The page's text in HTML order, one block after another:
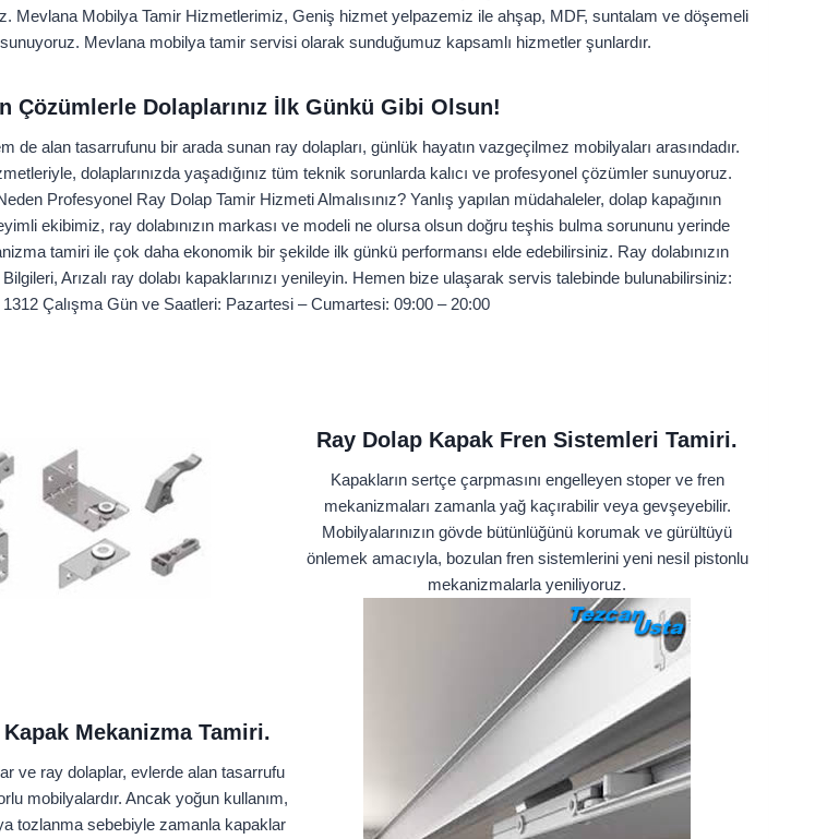
Mevlana Mobilya Tamir Hizmetlerimiz, Geniş hizmet yelpazemiz ile ahşap, MDF, suntalam ve döşemeli
Mevlana mobilya tamir servisi olarak sunduğumuz kapsamlı hizmetler şunlardır.
Çözümlerle Dolaplarınız İlk Günkü Gibi Olsun!
de alan tasarrufunu bir arada sunan ray dolapları, günlük hayatın vazgeçilmez mobilyaları arasındadır.
dolaplarınızda yaşadığınız tüm teknik sorunlarda kalıcı ve profesyonel çözümler sunuyoruz.
Profesyonel Ray Dolap Tamir Hizmeti Almalısınız? Yanlış yapılan müdahaleler, dolap kapağının
ekibimiz, ray dolabınızın markası ve modeli ne olursa olsun doğru teşhis bulma sorununu yerinde
tamiri ile çok daha ekonomik bir şekilde ilk günkü performansı elde edebilirsiniz. Ray dolabınızın
Arızalı ray dolabı kapaklarınızı yenileyin. Hemen bize ulaşarak servis talebinde bulunabilirsiniz:
Çalışma Gün ve Saatleri: Pazartesi – Cumartesi: 09:00 – 20:00
Mekanizma Tamiri.
ve ray dolaplar, evlerde alan tasarrufu
mobilyalardır. Ancak yoğun kullanım,
tozlanma sebebiyle zamanla kapaklar
Ray Dolap Kapak Fren Sistemleri Tamiri.
Kapakların sertçe çarpmasını engelleyen stoper ve fren
mekanizmaları zamanla yağ kaçırabilir veya gevşeyebilir.
Mobilyalarınızın gövde bütünlüğünü korumak ve gürültüyü
önlemek amacıyla, bozulan fren sistemlerini yeni nesil pistonlu
mekanizmalarla yeniliyoruz.